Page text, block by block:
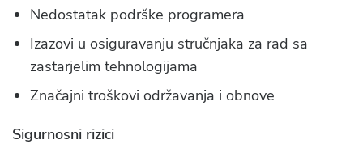
Nedostatak podrške programera
Izazovi u osiguravanju stručnjaka za rad sa
zastarjelim tehnologijama
Značajni troškovi održavanja i obnove
Sigurnosni rizici